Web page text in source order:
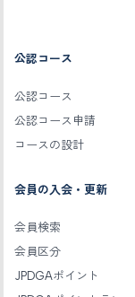
公認コース
公認コース
公認コース申請
コースの設計
会員の入会・更新
会員検索
会員区分
JPDGAポイント